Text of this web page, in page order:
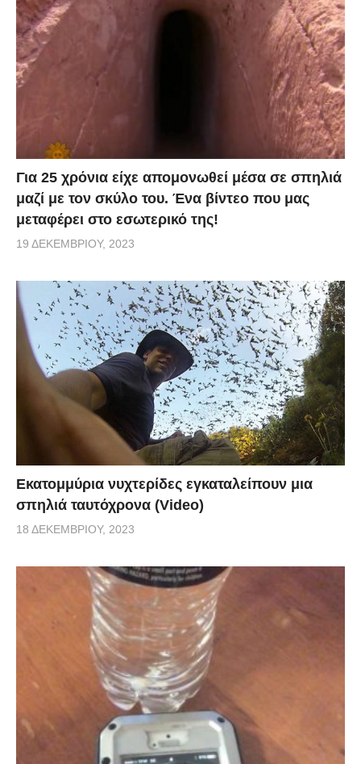
Για 25 χρόνια είχε απομονωθεί μέσα σε σπηλιά
μαζί με τον σκύλο του. Ένα βίντεο που μας
μεταφέρει στο εσωτερικό της!
19 ΔΕΚΕΜΒΡΊΟΥ, 2023
Εκατομμύρια νυχτερίδες εγκαταλείπουν μια
σπηλιά ταυτόχρονα (Video)
18 ΔΕΚΕΜΒΡΊΟΥ, 2023